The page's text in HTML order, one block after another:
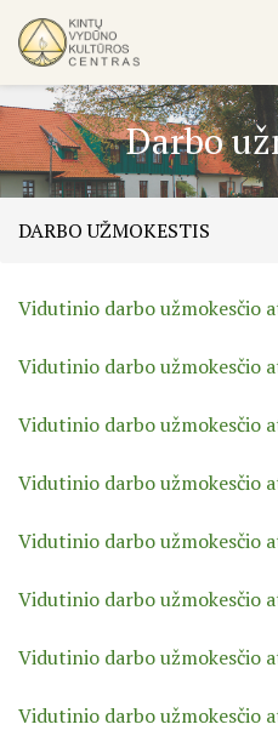
Ekspozicijos
Kultūros pasas
NVŠ
KULTŪROS
KPD PROJEKTAS
KPD PROJEKTAS
Darbo
DARBO UŽMOKESTIS
Nuostatai
Viešieji pirkimai
Biudžeto vykdymo
Vidutinio darbo užmokesčio
Vidutinio darbo užmokesčio
Vidutinio darbo užmokesčio
Vidutinio darbo užmokesčio
Vidutinio darbo užmokesčio
Vidutinio darbo užmokesčio
Vidutinio darbo užmokesčio
Vidutinio darbo užmokesčio